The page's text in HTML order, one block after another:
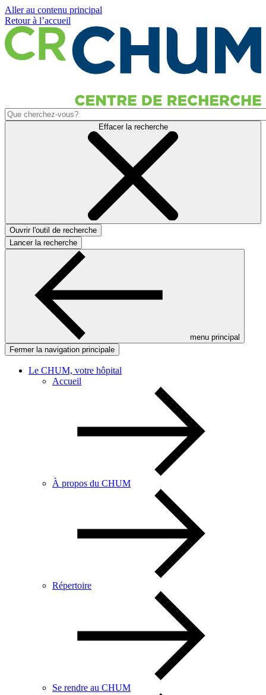
Aller au contenu principal
Retour à l’accueil
Effacer la recherche
Ouvrir l'outil de recherche
Lancer la recherche
menu principal
Fermer la navigation principale
Le CHUM, votre hôpital
Accueil
À propos du CHUM
Répertoire
Se rendre au CHUM